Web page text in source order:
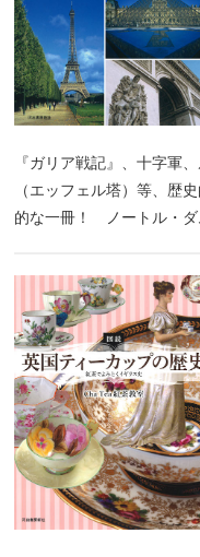
『ガリア戦記』、十字軍
（エッフェル塔）等、歴
的な一冊！ ノートル・ダ